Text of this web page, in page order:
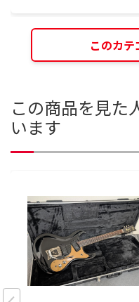
このカ
この商品を見た
います